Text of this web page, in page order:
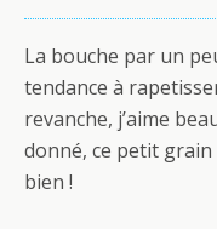
La bouche par un
tendance à
revanche, j’aime
donné, ce petit grain
bien !